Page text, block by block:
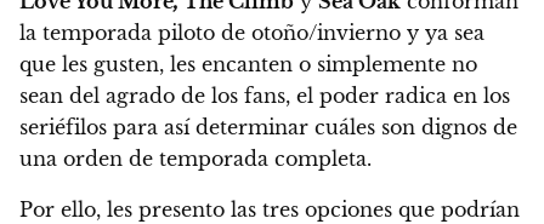
la temporada piloto de otoño/invierno y ya sea
que les gusten, les encanten o simplemente no
sean del agrado de los fans, el poder radica en los
seriéfilos para así determinar cuáles son dignos de
una orden de temporada completa.
Por ello, les presento las tres opciones que podrían